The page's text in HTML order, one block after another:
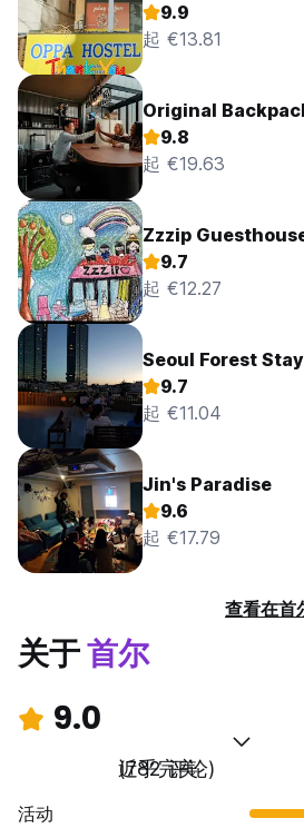
9.9
起 €13.81
Original
9.8
起 €19.63
Zzzip
9.7
起 €12.27
Seoul Forest Stay
9.7
起 €11.04
Jin's Paradise
9.6
起 €17.79
查看在
关于首尔
9.0
近乎完美
(782 评论)
活动